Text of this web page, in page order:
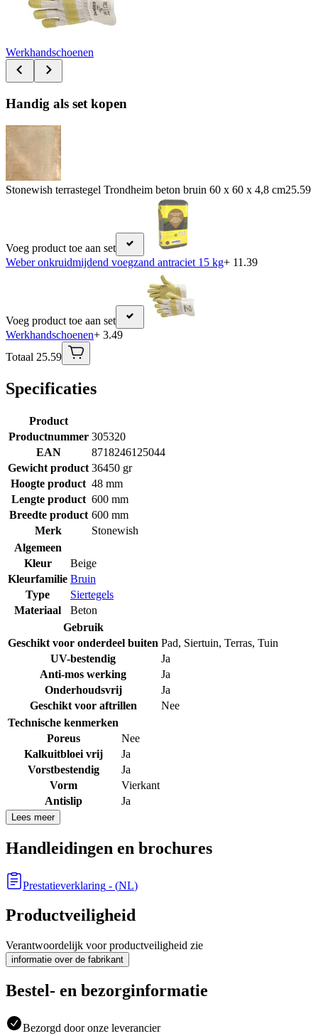
Werkhandschoenen
Handig als set kopen
Stonewish terrastegel Trondheim beton bruin 60 x 60 x 4,8 cm25.59
Voeg product toe aan set
Weber onkruidmijdend voegzand antraciet 15 kg+ 11.39
Voeg product toe aan set
Werkhandschoenen+ 3.49
Totaal 25.59
Specificaties
Product
Productnummer 305320
EAN
8718246125044
Gewicht product 36450 gr
Hoogte product 48 mm
Lengte product 600 mm
Breedte product 600 mm
Merk
Stonewish
Algemeen
Kleur
Beige
Kleurfamilie Bruin
Type
Siertegels
Materiaal
Beton
Gebruik
Geschikt voor onderdeel buiten Pad, Siertuin, Terras, Tuin
UV-bestendig
Ja
Anti-mos werking
Ja
Onderhoudsvrij
Ja
Geschikt voor aftrillen
Nee
Technische kenmerken
Poreus
Nee
Kalkuitbloei vrij
Ja
Vorstbestendig
Ja
Vorm
Vierkant
Antislip
Ja
Lees meer
Handleidingen en brochures
Prestatieverklaring - (NL)
Productveiligheid
Verantwoordelijk voor productveiligheid zie
informatie over de fabrikant
Bestel- en bezorginformatie
Bezorgd door onze leverancier